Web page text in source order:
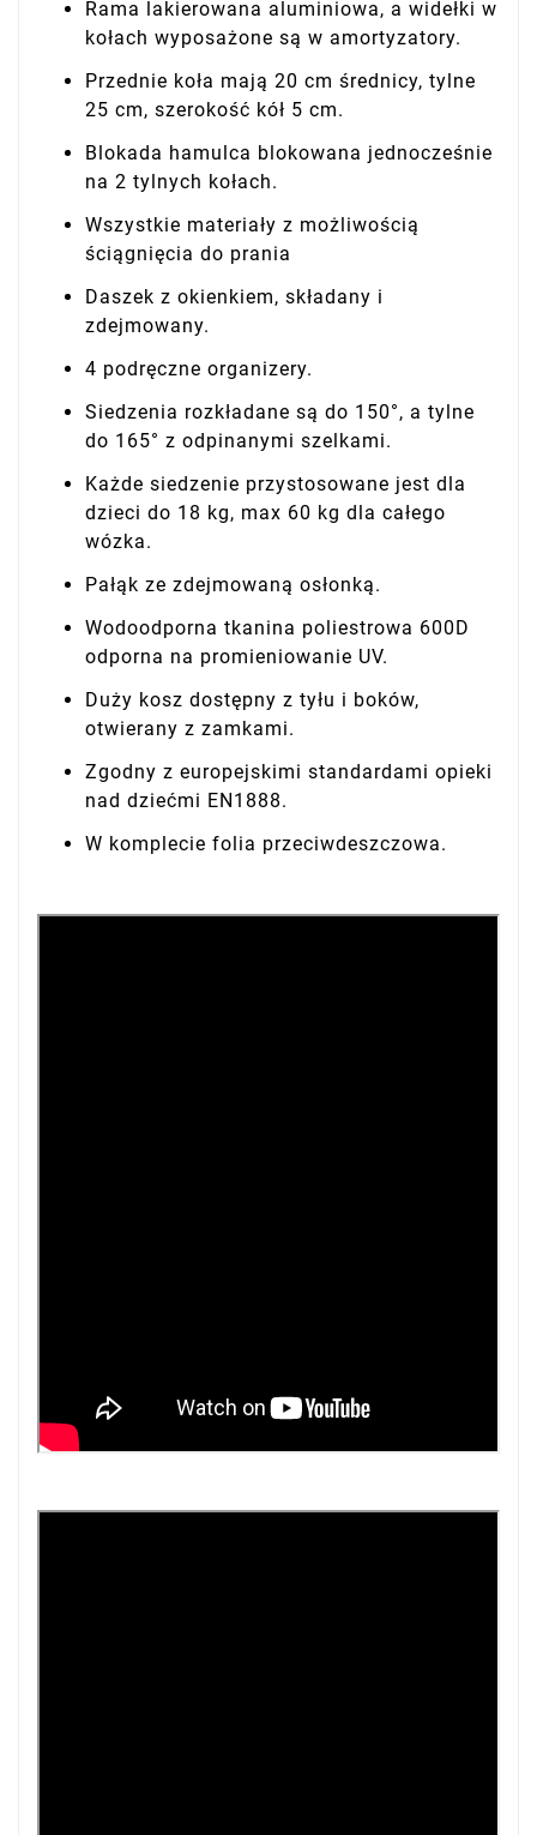
Rama lakierowana aluminiowa, a widełki w
kołach wyposażone są w amortyzatory.
Przednie koła mają 20 cm średnicy, tylne
25 cm, szerokość kół 5 cm.
Blokada hamulca blokowana jednocześnie
na 2 tylnych kołach.
Wszystkie materiały z możliwością
ściągnięcia do prania
Daszek z okienkiem, składany i
zdejmowany.
4 podręczne organizery.
Siedzenia rozkładane są do 150°, a tylne
do 165° z odpinanymi szelkami.
Każde siedzenie przystosowane jest dla
dzieci do 18 kg, max 60 kg dla całego
wózka.
Pałąk ze zdejmowaną osłonką.
Wodoodporna tkanina poliestrowa 600D
odporna na promieniowanie UV.
Duży kosz dostępny z tyłu i boków,
otwierany z zamkami.
Zgodny z europejskimi standardami opieki
nad dziećmi EN1888.
W komplecie folia przeciwdeszczowa.